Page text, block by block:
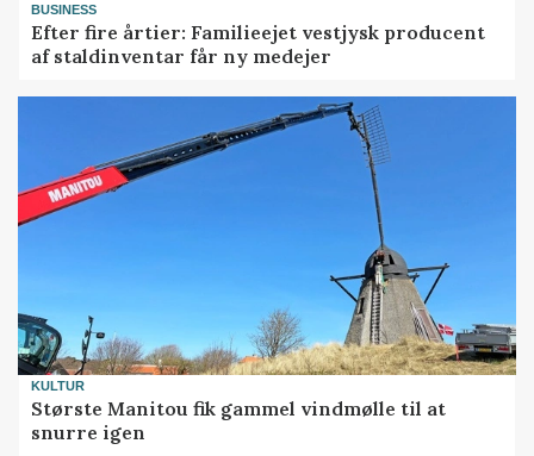
BUSINESS
Efter fire årtier: Familieejet vestjysk producent
af staldinventar får ny medejer
KULTUR
Største Manitou fik gammel vindmølle til at
snurre igen